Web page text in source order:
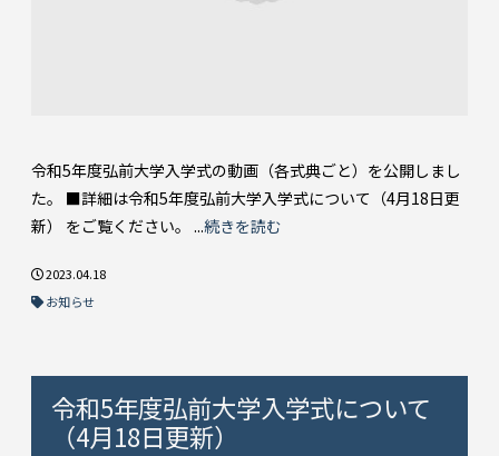
令和5年度弘前大学入学式の動画（各式典ごと）を公開しまし
た。 ■詳細は令和5年度弘前大学入学式について（4月18日更
新） をご覧ください。 ...続きを読む
2023.04.18
お知らせ
令和5年度弘前大学入学式について
（4月18日更新）